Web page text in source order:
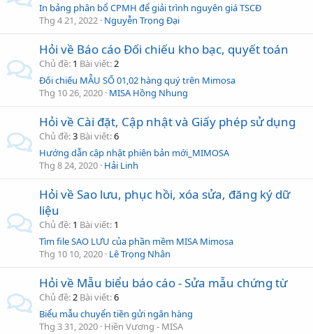
In bảng phân bổ CPMH để giải trình nguyên giá TSCĐ
Thg 4 21, 2022 Nguyễn Trọng Đại
Hỏi về Báo cáo Đối chiếu kho bạc, quyết toán
Chủ đề 1 Bài viết 2
Đối chiếu MẪU SỐ 01,02 hàng quý trên Mimosa
Thg 10 26, 2020 MISA Hồng Nhung
Hỏi về Cài đặt, Cập nhật và Giấy phép sử dụng
Chủ đề 3 Bài viết 6
Hướng dẫn cập nhật phiên bản mới_MIMOSA
Thg 8 24, 2020 Hải Linh
Hỏi về Sao lưu, phục hồi, xóa sửa, đăng ký dữ
liệu
Chủ đề 1 Bài viết 1
Tìm file SAO LƯU của phần mềm MISA Mimosa
Thg 10 10, 2020 Lê Trọng Nhân
Hỏi về Mẫu biểu báo cáo - Sửa mẫu chứng từ
Chủ đề 2 Bài viết 6
Biểu mẫu chuyển tiền gửi ngân hàng
Thg 3 31, 2020 Hiền Vương - MISA